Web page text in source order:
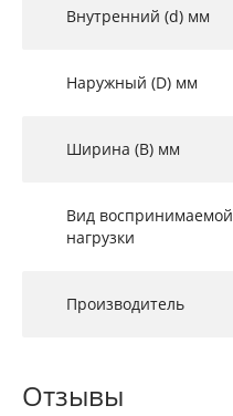
Внутренний (d) мм
Наружный (D) мм
Ширина (B) мм
Вид воспринимаемой
нагрузки
Производитель
Отзывы